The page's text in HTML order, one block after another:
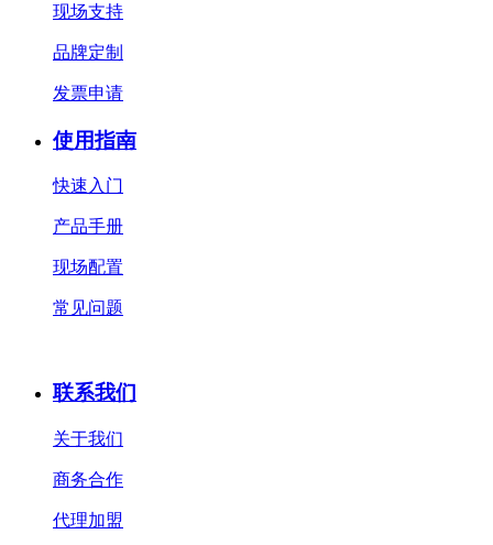
现场支持
品牌定制
发票申请
使用指南
快速入门
产品手册
现场配置
常见问题
联系我们
关于我们
商务合作
代理加盟